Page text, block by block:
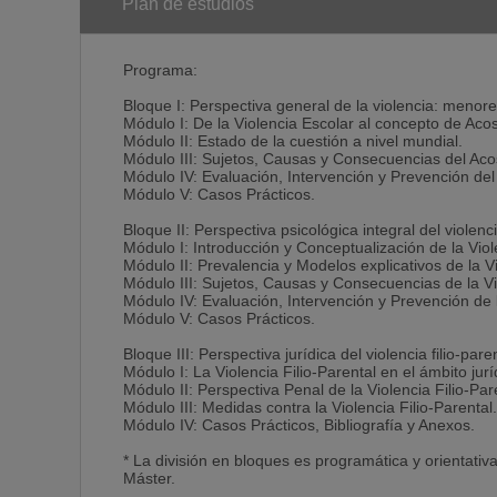
accesible de lunes a viernes en horario de mañana
Título de Máster, título Máster Multidisciplinar en
emitirá como Postgrado Experto para los alumnos
Certificado detallado de materias evaluadas.
Descuentos en todas las jornadas, cursos
Asesoramiento integral gratuito durante la duración
Opcional: al finalizar el máster el alumno puede
Servicio de Consulting (Opcional)
Servicio de Asesoría profesional una vez finalizado
- Servicios de consultoría y asesoramiento
- Acceso al material actualizado en el Aula Virtual.
- Posibilidad de seguir participando en los foros.
Nuestra Formación Acreditada por:
CEPAC
AENOA
Apostilla de la Haya
Fondo Social Europeo
Ministerio de Trabajo y Asuntos Sociales
Plan de estudios
Programa:
Bloque I: Perspectiva general de la violencia:
Módulo I: De la Violencia Escolar al concepto de
Módulo II: Estado de la cuestión a nivel mundial.
Módulo III: Sujetos, Causas y Consecuencias del
Módulo IV: Evaluación, Intervención y Prevención
Módulo V: Casos Prácticos.
Bloque II: Perspectiva psicológica integral del
Módulo I: Introducción y Conceptualización de la
Módulo II: Prevalencia y Modelos explicativos de la
Módulo III: Sujetos, Causas y Consecuencias de la
Módulo IV: Evaluación, Intervención y Prevención
Módulo V: Casos Prácticos.
Bloque III: Perspectiva jurídica del violencia filio-
Módulo I: La Violencia Filio-Parental en el ámbito
Módulo II: Perspectiva Penal de la Violencia Filio-
Módulo III: Medidas contra la Violencia Filio-Parental.
Módulo IV: Casos Prácticos, Bibliografía y Anexos.
* La división en bloques es programática y
Máster.